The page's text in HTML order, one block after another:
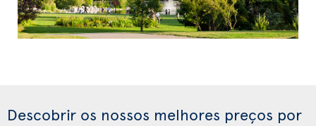
Descobrir os nossos melhores preços por